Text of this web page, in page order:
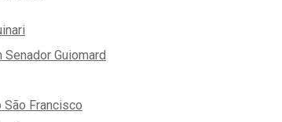
Guiomard
São Francisco